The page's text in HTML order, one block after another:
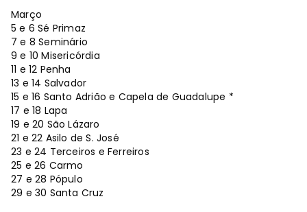
Março
5 e 6 Sé Primaz
7 e 8 Seminário
9 e 10 Misericórdia
11 e 12 Penha
13 e 14 Salvador
15 e 16 Santo Adrião e Capela de Guadalupe *
17 e 18 Lapa
19 e 20 São Lázaro
21 e 22 Asilo de S. José
23 e 24 Terceiros e Ferreiros
25 e 26 Carmo
27 e 28 Pópulo
29 e 30 Santa Cruz